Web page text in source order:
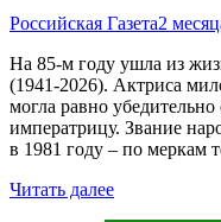
Российская Газета2
На 85-м году ушла из
(1941-2026). Актриса
могла равно
императрицу. Звание
в 1981 году – по меркам
Читать далее